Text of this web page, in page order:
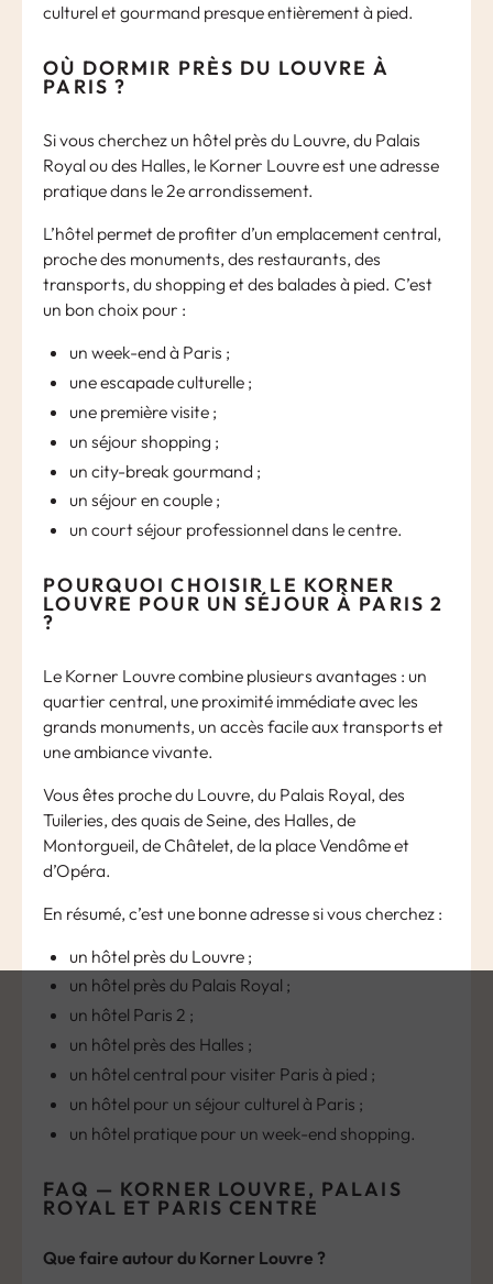
culturel et gourmand presque entièrement à pied.
OÙ DORMIR PRÈS DU LOUVRE À
PARIS ?
Si vous cherchez un hôtel près du Louvre, du Palais
Royal ou des Halles, le Korner Louvre est une adresse
pratique dans le 2e arrondissement.
L’hôtel permet de profiter d’un emplacement central,
proche des monuments, des restaurants, des
transports, du shopping et des balades à pied. C’est
un bon choix pour :
un week-end à Paris ;
une escapade culturelle ;
une première visite ;
un séjour shopping ;
un city-break gourmand ;
un séjour en couple ;
un court séjour professionnel dans le centre.
POURQUOI CHOISIR LE KORNER
LOUVRE POUR UN SÉJOUR À PARIS 2
?
Le Korner Louvre combine plusieurs avantages : un
quartier central, une proximité immédiate avec les
grands monuments, un accès facile aux transports et
une ambiance vivante.
Vous êtes proche du Louvre, du Palais Royal, des
Tuileries, des quais de Seine, des Halles, de
Montorgueil, de Châtelet, de la place Vendôme et
d’Opéra.
En résumé, c’est une bonne adresse si vous cherchez :
un hôtel près du Louvre ;
un hôtel près du Palais Royal ;
un hôtel Paris 2 ;
un hôtel près des Halles ;
un hôtel central pour visiter Paris à pied ;
un hôtel pour un séjour culturel à Paris ;
un hôtel pratique pour un week-end shopping.
FAQ — KORNER LOUVRE, PALAIS
ROYAL ET PARIS CENTRE
Que faire autour du Korner Louvre ?